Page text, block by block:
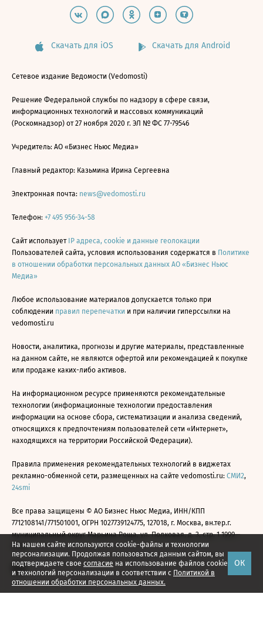
На нашем сайте используются cookie-файлы и технологии
персонализации. Продолжая пользоваться данным сайтом, вы
подтверждаете свое согласие на использование файлов cookie
и технологий персонализации в соответствии с Политикой в
отношении обработки персональных данных.
ОК
Скачать для iOS Скачать для Android
Сетевое издание Ведомости (Vedomosti)
Решение Федеральной службы по надзору в сфере связи,
информационных технологий и массовых коммуникаций
(Роскомнадзор) от 27 ноября 2020 г. ЭЛ № ФС 77-79546
Учредитель: АО «Бизнес Ньюс Медиа»
Главный редактор: Казьмина Ирина Сергеевна
Электронная почта: news@vedomosti.ru
Телефон: +7 495 956-34-58
Сайт использует IP адреса, cookie и данные геолокации
Пользователей сайта, условия использования содержатся в Политике
в отношении обработки персональных данных АО «Бизнес Ньюс
Медиа»
Любое использование материалов допускается только при
соблюдении правил перепечатки и при наличии гиперссылки на
vedomosti.ru
Новости, аналитика, прогнозы и другие материалы, представленные
на данном сайте, не являются офертой или рекомендацией к покупке
или продаже каких-либо активов.
На информационном ресурсе применяются рекомендательные
технологии (информационные технологии предоставления
информации на основе сбора, систематизации и анализа сведений,
относящихся к предпочтениям пользователей сети «Интернет»,
находящихся на территории Российской Федерации).
Правила применения рекомендательных технологий в виджетах
рекламно-обменной сети, размещенных на сайте vedomosti.ru: СМИ2,
24smi
Все права защищены © АО Бизнес Ньюс Медиа, ИНН/КПП
7712108141/771501001, ОГРН 1027739124775, 127018, г. Москва, вн.тер.г.
муниципальный округ Марьина Роща, ул. Полковая, д. 3, стр. 1 1999—
2026